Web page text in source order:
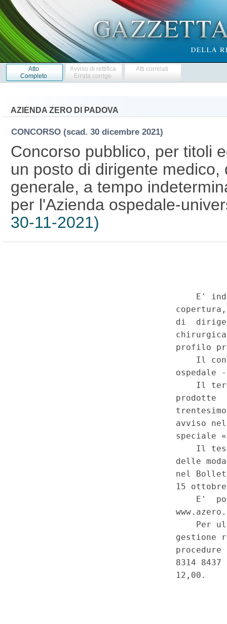
Atto
Completo
Avviso di rettifica
Errata corrige
Atti correlati
AZIENDA ZERO DI PADOVA
CONCORSO (scad. 30 dicembre 2021)
Concorso pubblico, per titoli
un posto di dirigente
generale, a tempo
per l'Azienda ospedale-
30-11-2021)